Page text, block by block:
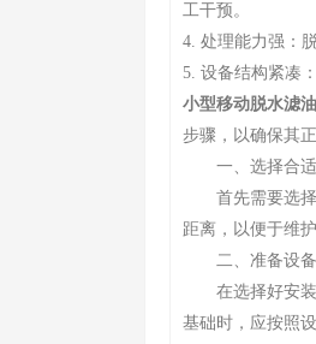
工干预。
4. 处理能力强：
5. 设备结构紧凑
小型移动脱水滤
步骤，以确保其正
一、选择合适
首先需要选择
距离，以便于维
二、准备设备
在选择好安装
基础时，应按照